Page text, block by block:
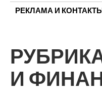
РЕКЛАМА И
И